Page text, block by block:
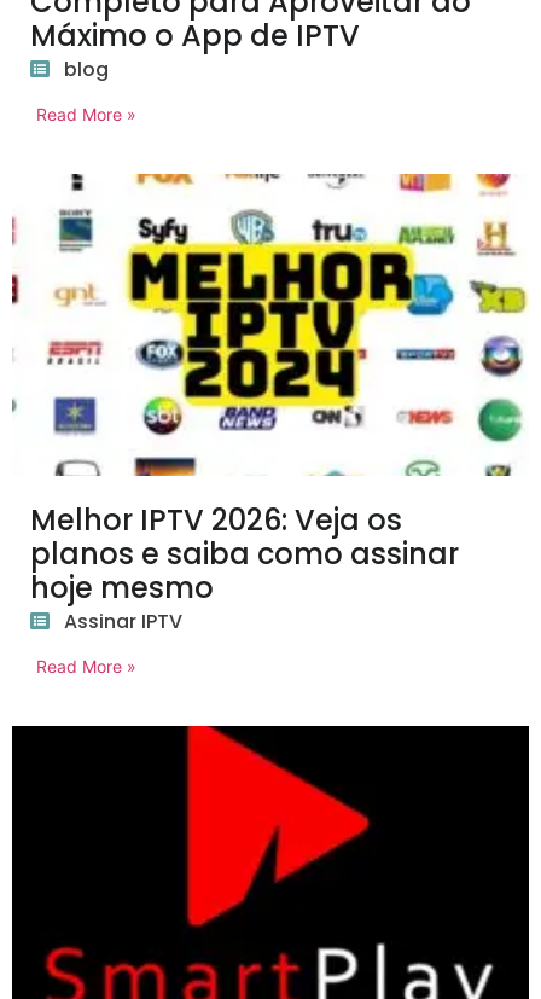
Máximo o App de IPTV
blog
Read More »
Melhor IPTV 2026: Veja os
planos e saiba como assinar
hoje mesmo
Assinar IPTV
Read More »